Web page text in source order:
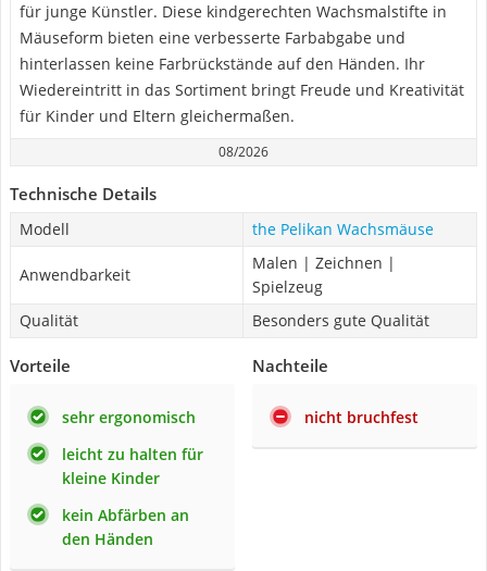
für junge Künstler. Diese kindgerechten Wachsmalstifte in
Mäuseform bieten eine verbesserte Farbabgabe und
hinterlassen keine Farbrückstände auf den Händen. Ihr
Wiedereintritt in das Sortiment bringt Freude und Kreativität
für Kinder und Eltern gleichermaßen.
08/2026
Technische Details
Modell the Pelikan Wachsmäuse
Anwendbarkeit
Malen | Zeichnen |
Spielzeug
Qualität
Besonders gute Qualität
Vorteile
sehr ergonomisch
leicht zu halten für
kleine Kinder
kein Abfärben an
den Händen
Nachteile
nicht bruchfest